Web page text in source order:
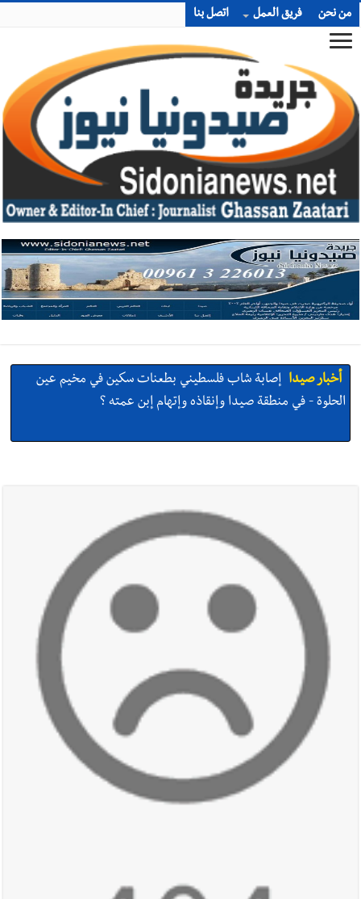
من نحن فريق العمل اتصل بنا
أخبار صيدا إصابة شاب فلسطيني بطعنات سكين في مخيم عين
الحلوة - في منطقة صيدا وإنقاذه وإتهام إبن عمته ؟
المهندس محمد زهير السعودي يستقبل المختارين
بعاصيري والبيلاني
أخبار لبنان
مقدمات نشرات الأخبار المسائية في لبنان ليوم السبت
أخبار لبنان
خرق إسرائيلي في زوطر الغربية وساتر ترابي قبالة آخر
نقطة للجيش اللبناني
أخبار لبنان روابط القطاع العام : إضراب الاثنين احتجاجا على
تقسيط المفعول الرجعي